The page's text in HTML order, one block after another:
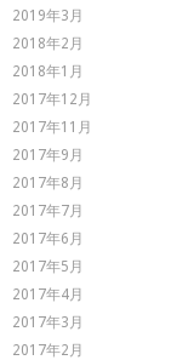
2019年3月
2018年2月
2018年1月
2017年12月
2017年11月
2017年9月
2017年8月
2017年7月
2017年6月
2017年5月
2017年4月
2017年3月
2017年2月